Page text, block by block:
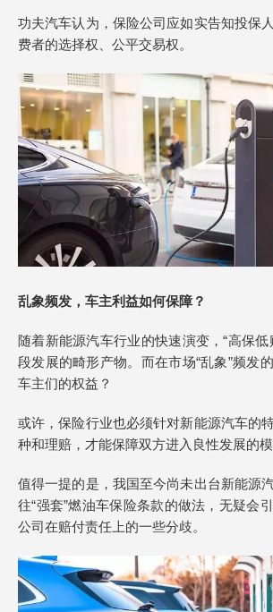
功夫汽车认为，保险公司应如实告知投保
费者的选择权、公平交易权。
乱象频发，车主利益如何保障？
随着新能源汽车行业的快速演变，“高保低
段发展的畸形产物。而在市场“乱象”频发
车主们的权益？
或许，保险行业也必须针对新能源汽车的
种和理赔，才能保障双方进入良性发展的模
值得一提的是，我国至今尚未出台新能源
往“强套”燃油车保险条款的做法，无疑会
公司在赔付责任上的一些分歧。